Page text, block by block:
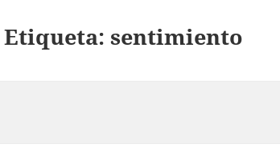
Etiqueta:sentimiento